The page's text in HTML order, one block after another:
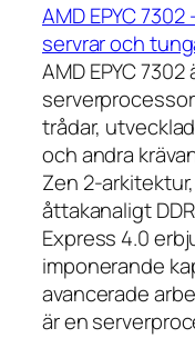
AMD EPYC
servrar och
AMD EPYC
trådar,
och andra
Zen 2-
åttakanaligt
Express 4.0
imponerande
avancerade
är en